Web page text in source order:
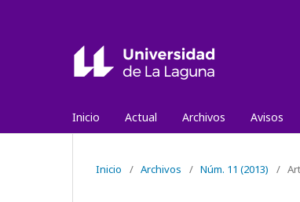
Inicio Actual Archivos Avisos
Inicio / Archivos / Núm. 11 (2013) /